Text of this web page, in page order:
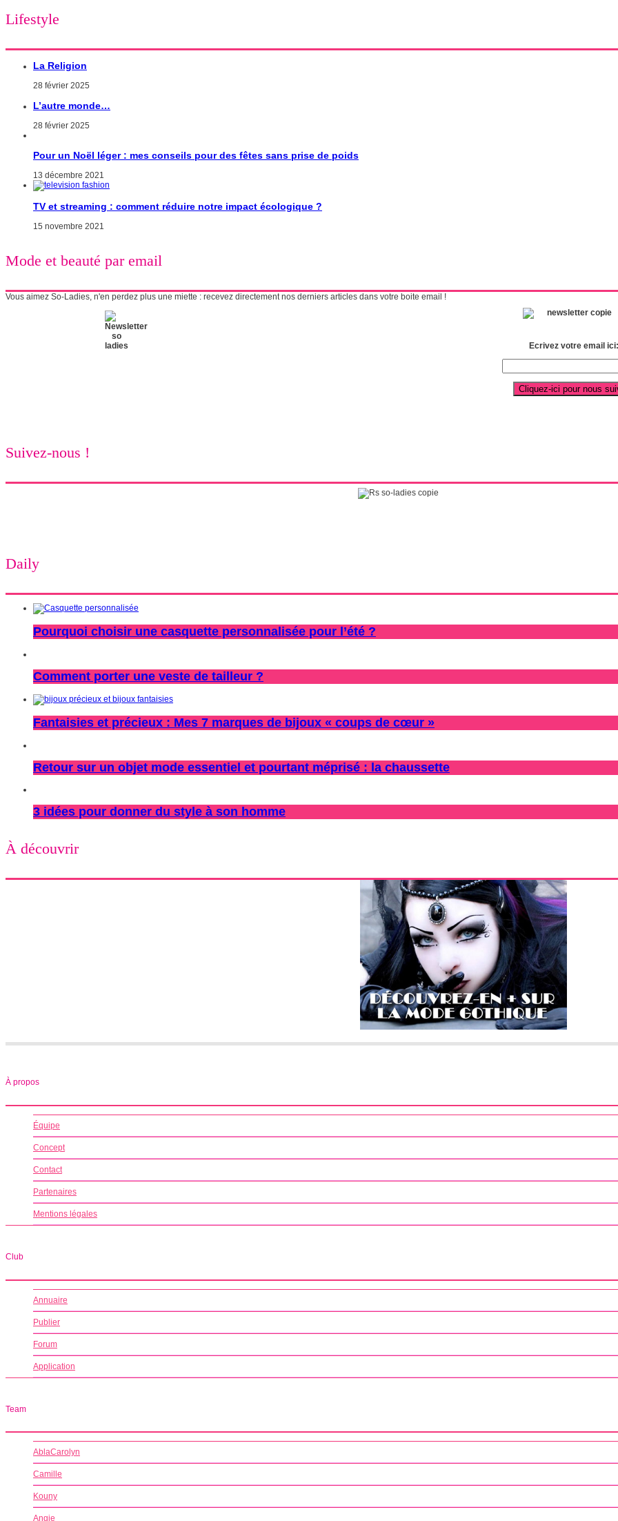
Lifestyle
La Religion
28 février 2025
L’autre monde…
28 février 2025
Pour un Noël léger : mes conseils pour des fêtes sans prise de poids
13 décembre 2021
TV et streaming : comment réduire notre impact écologique ?
15 novembre 2021
Mode et beauté par email
Vous aimez So-Ladies, n'en perdez plus une miette : recevez directement nos derniers articles dans votre boite email !
Ecrivez votre email ici:
Suivez-nous !
Daily
Pourquoi choisir une casquette personnalisée pour l’été ?
Comment porter une veste de tailleur ?
Fantaisies et précieux : Mes 7 marques de bijoux « coups de cœur »
Retour sur un objet mode essentiel et pourtant méprisé : la chaussette
3 idées pour donner du style à son homme
À découvrir
À propos
Équipe
Concept
Contact
Partenaires
Mentions légales
Club
Annuaire
Publier
Forum
Application
Team
AblaCarolyn
Camille
Kouny
Angie